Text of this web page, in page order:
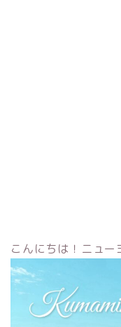
こんにちは！ニュー